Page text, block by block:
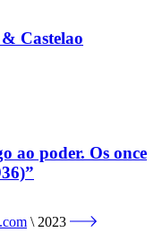
Castelao
ao poder. Os once
2023